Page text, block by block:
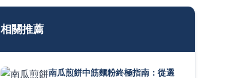
相關推薦
南瓜煎餅中筋麵粉終極指南：從選